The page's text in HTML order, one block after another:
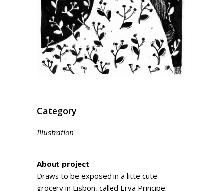
Category
Illustration
About project
Draws to be exposed in a litte cute
grocery in Lisbon, called Erva Principe.